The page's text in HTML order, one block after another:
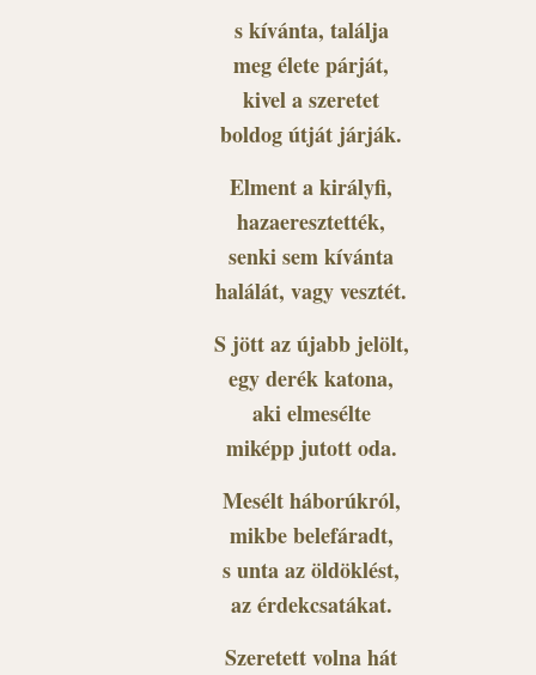
s kívánta, találja
meg élete párját,
kivel a szeretet
boldog útját járják.
Elment a királyfi,
hazaeresztették,
senki sem kívánta
halálát, vagy vesztét.
S jött az újabb jelölt,
egy derék katona,
aki elmesélte
miképp jutott oda.
Mesélt háborúkról,
mikbe belefáradt,
s unta az öldöklést,
az érdekcsatákat.
Szeretett volna hát